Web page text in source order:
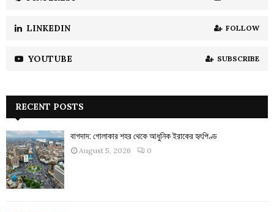
LINKEDIN FOLLOW
YOUTUBE SUBSCRIBE
RECENT POSTS
বাগদাদ: গোলাকার শহর থেকে আধুনিক ইরাকের হৃৎপিণ্ড
August 5, 2026 0